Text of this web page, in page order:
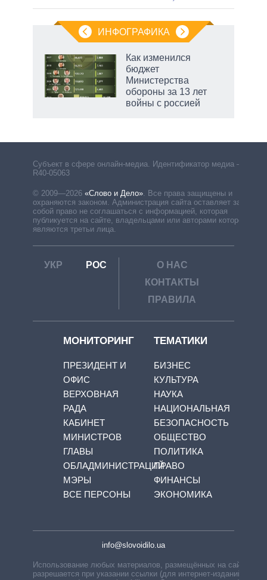
ИНФОГРАФИКА
Как изменился
бюджет
Министерства
обороны за 13 лет
войны с россией
Субъект в сфере онлайн-медиа. Идентификатор медиа –
R40-05063
© 2009—2026 «Слово и Дело». Все права защищены и
охраняются законом. Администрация сайта оставляет за
собой право не соглашаться с информацией, которая
публикуется на сайте, владельцами или авторами которой
являются третьи лица.
УКР РОС
О НАС
КОНТАКТЫ
ПРАВИЛА
МОНИТОРИНГ
ПРЕЗИДЕНТ И
ОФИС
ВЕРХОВНАЯ
РАДА
КАБИНЕТ
МИНИСТРОВ
ГЛАВЫ
ОБЛАДМИНИСТРАЦИЙ
МЭРЫ
ВСЕ ПЕРСОНЫ
ТЕМАТИКИ
БИЗНЕС
КУЛЬТУРА
НАУКА
НАЦИОНАЛЬНАЯ
БЕЗОПАСНОСТЬ
ОБЩЕСТВО
ПОЛИТИКА
ПРАВО
ФИНАНСЫ
ЭКОНОМИКА
info@slovoidilo.ua
Использование любых материалов, размещённых на сайте,
разрешается при указании ссылки (для интернет-изданий —